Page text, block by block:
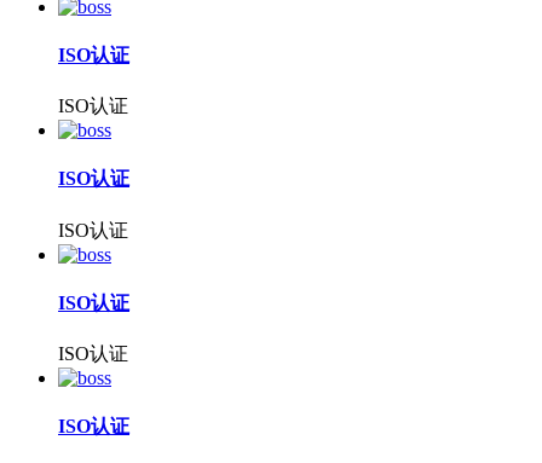
ISO认证
ISO认证
ISO认证
ISO认证
ISO认证
ISO认证
ISO认证